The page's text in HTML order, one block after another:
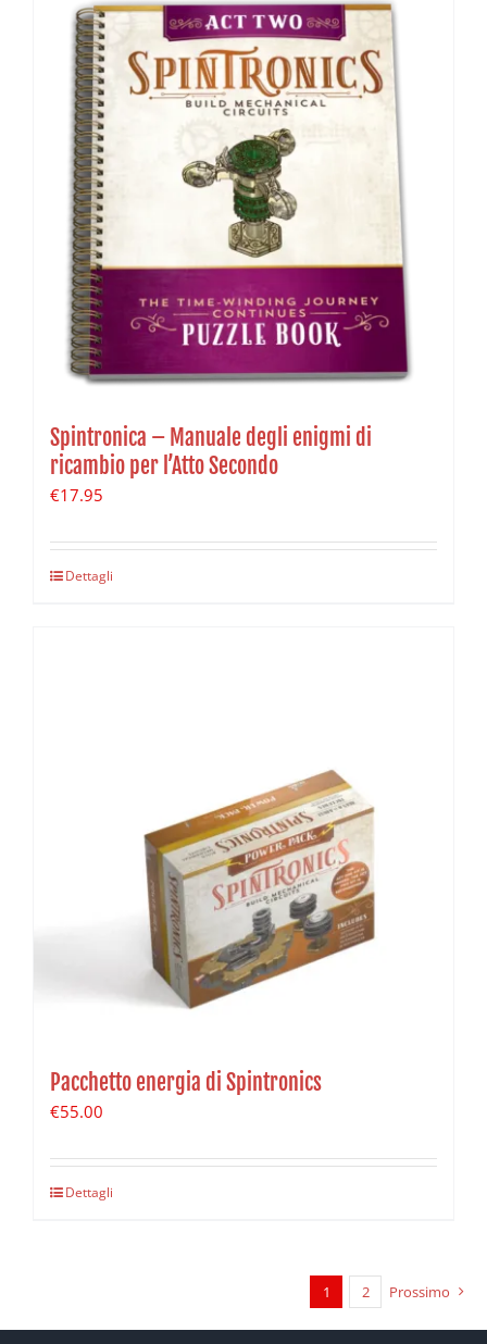
Spintronica – Manuale degli enigmi di
ricambio per l’Atto Secondo
€17.95
Dettagli
Pacchetto energia di Spintronics
€55.00
Dettagli
1 2 Prossimo